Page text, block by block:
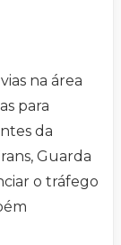
na área
para
da
Guarda
o tráfego